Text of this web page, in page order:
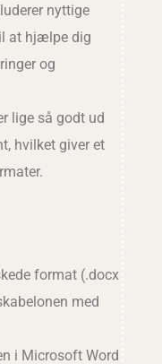
nyttige
at hjælpe dig
og
lige så godt ud
hvilket giver et
format (.docx
med
i Microsoft Word